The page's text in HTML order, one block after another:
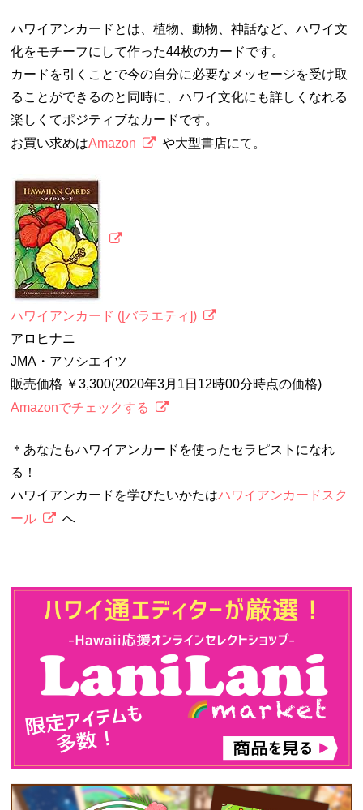
ハワイアンカードとは、植物、動物、神話など、ハワイ文
化をモチーフにして作った44枚のカードです。
カードを引くことで今の自分に必要なメッセージを受け取
ることができるのと同時に、ハワイ文化にも詳しくなれる
楽しくてポジティブなカードです。
お買い求めはAmazon や大型書店にて。
ハワイアンカード ([バラエティ])
アロヒナニ
JMA・アソシエイツ
販売価格 ￥3,300(2020年3月1日12時00分時点の価格)
Amazonでチェックする
＊あなたもハワイアンカードを使ったセラピストになれ
る！
ハワイアンカードを学びたいかたはハワイアンカードスク
ール
へ